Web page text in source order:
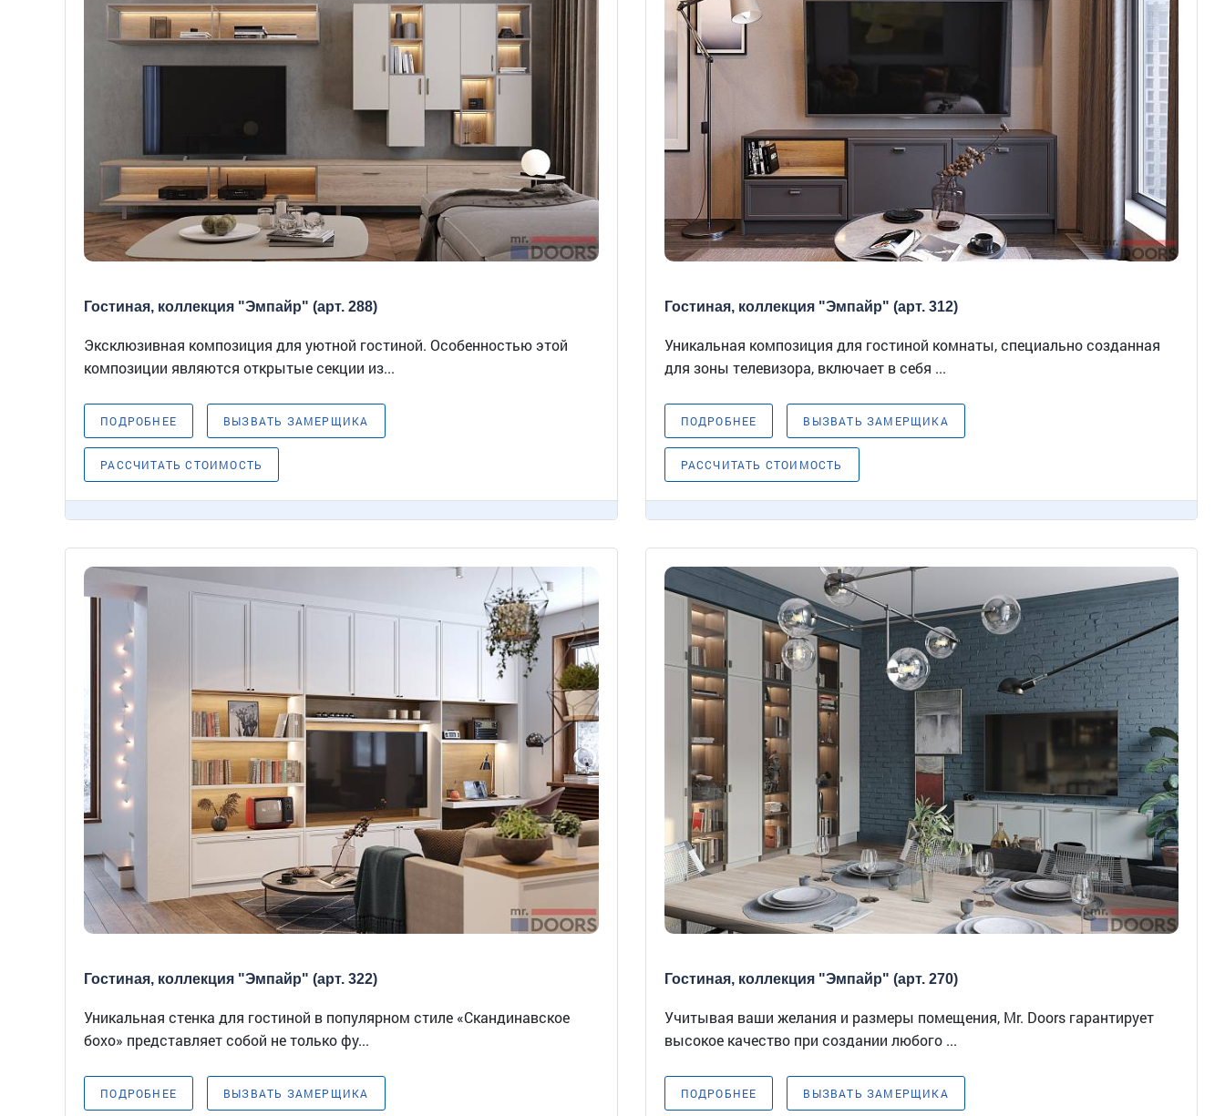
Гостиная, коллекция "Эмпайр" (арт. 288)
Эксклюзивная композиция для уютной гостиной. Особенностью этой
композиции являются открытые секции из...
ПОДРОБНЕЕ ВЫЗВАТЬ ЗАМЕРЩИКА
РАССЧИТАТЬ СТОИМОСТЬ
Гостиная, коллекция "Эмпайр" (арт. 312)
Уникальная композиция для гостиной комнаты, специально созданная
для зоны телевизора, включает в себя ...
ПОДРОБНЕЕ ВЫЗВАТЬ ЗАМЕРЩИКА
РАССЧИТАТЬ СТОИМОСТЬ
Гостиная, коллекция "Эмпайр" (арт. 322)
Уникальная стенка для гостиной в популярном стиле «Скандинавское
бохо» представляет собой не только фу...
ПОДРОБНЕЕ ВЫЗВАТЬ ЗАМЕРЩИКА
Гостиная, коллекция "Эмпайр" (арт. 270)
Учитывая ваши желания и размеры помещения, Mr. Doors гарантирует
высокое качество при создании любого ...
ПОДРОБНЕЕ ВЫЗВАТЬ ЗАМЕРЩИКА